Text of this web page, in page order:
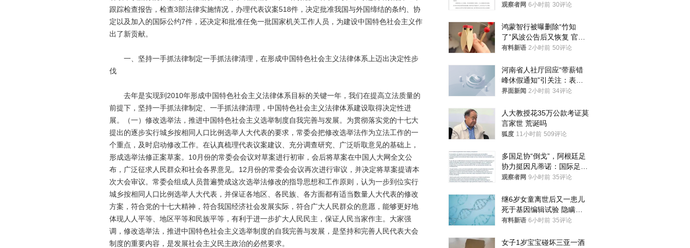
跟踪检查报告，检查3部法律实施情况，办理代表议案518件，决定批准我国与外国缔结的条约、协
定以及加入的国际公约7件，还决定和批准任免一批国家机关工作人员，为建设中国特色社会主义作
出了新贡献。
一、坚持一手抓法律制定一手抓法律清理，在形成中国特色社会主义法律体系上迈出决定性步
伐
去年是实现到2010年形成中国特色社会主义法律体系目标的关键一年，我们在提高立法质量的
前提下，坚持一手抓法律制定、一手抓法律清理，中国特色社会主义法律体系建设取得决定性进
展。
（一）修改选举法，推进中国特色社会主义选举制度自我完善与发展。为贯彻落实党的十七大
提出的逐步实行城乡按相同人口比例选举人大代表的要求，常委会把修改选举法作为立法工作的一
个重点，及时启动修改工作。在认真梳理代表议案建议、充分调查研究、广泛听取意见的基础上，
形成选举法修正案草案。10月份的常委会会议对草案进行初审，会后将草案在中国人大网全文公
布，广泛征求人民群众和社会各界意见。12月份的常委会会议再次进行审议，并决定将草案提请本
次大会审议。常委会组成人员普遍赞成这次选举法修改的指导思想和工作原则，认为一步到位实行
城乡按相同人口比例选举人大代表，并保证各地区、各民族、各方面都有适当数量人大代表的修改
方案，符合党的十七大精神，符合我国经济社会发展实际，符合广大人民群众的意愿，能够更好地
体现人人平等、地区平等和民族平等，有利于进一步扩大人民民主，保证人民当家作主。大家强
调，修改选举法，推进中国特色社会主义选举制度的自我完善与发展，是坚持和完善人民代表大会
制度的重要内容，是发展社会主义民主政治的必然要求。
澄清，所发视频情况不属实
观察者网 6小时前 30评论
鸿蒙智行被曝删除“竹知
了”风波公告后又恢复 官媒
曾力挺：劝华为要大度的，
有料新语 2小时前 50评论
河南省人社厅回应“带薪错
峰休假通知”引关注：表述
不够准确，待修改后印发
界面新闻 2小时前 34评论
人大教授花35万公款考证莫
言家世 荒诞吗
狐度 11小时前 509评论
多国足协“倒戈”，阿根廷足
协力挺因凡蒂诺：国际足联
今后应继续在其领导下前行
观察者网 9小时前 35评论
继6岁女童离世后又一患儿
死于基因编辑试验 隐瞒一
年才对外披露
有料新语 6小时前 35评论
女子1岁宝宝碰坏三亚一酒